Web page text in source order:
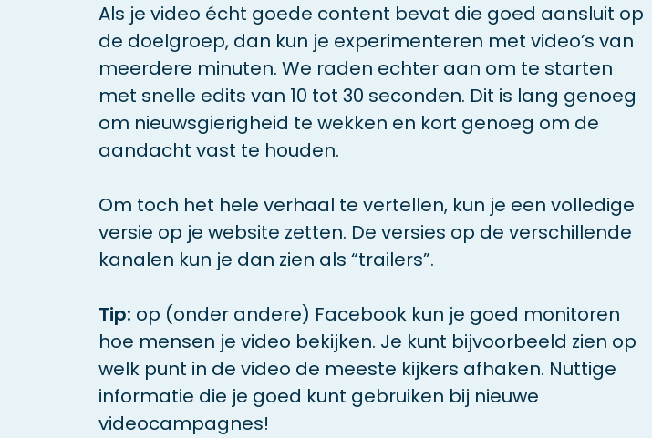
Als je video écht goede content bevat die goed aansluit op
de doelgroep, dan kun je experimenteren met video’s van
meerdere minuten. We raden echter aan om te starten
met snelle edits van 10 tot 30 seconden. Dit is lang genoeg
om nieuwsgierigheid te wekken en kort genoeg om de
aandacht vast te houden.
Om toch het hele verhaal te vertellen, kun je een volledige
versie op je website zetten. De versies op de verschillende
kanalen kun je dan zien als “trailers”.
Tip: op (onder andere) Facebook kun je goed monitoren
hoe mensen je video bekijken. Je kunt bijvoorbeeld zien op
welk punt in de video de meeste kijkers afhaken. Nuttige
informatie die je goed kunt gebruiken bij nieuwe
videocampagnes!